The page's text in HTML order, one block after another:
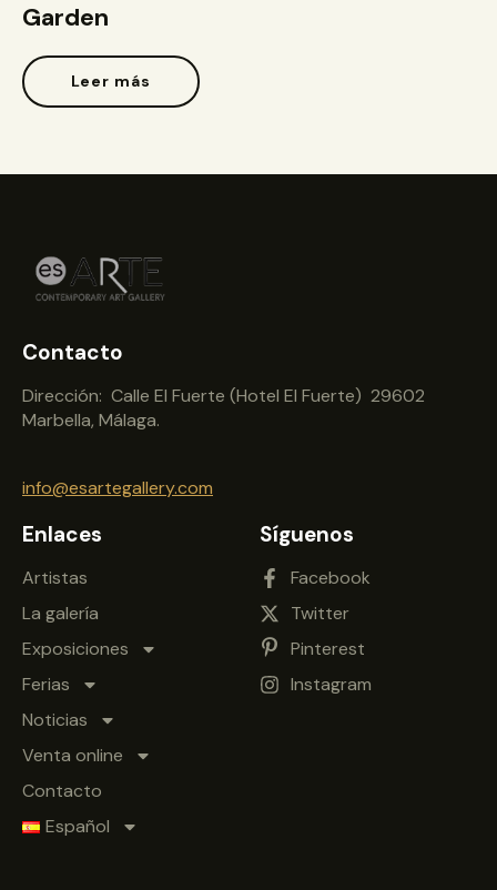
Garden
Leer más
Contacto
Dirección: Calle El Fuerte (Hotel El Fuerte) 29602
Marbella, Málaga.
info@esartegallery.com
Enlaces
Artistas
La galería
Exposiciones
Ferias
Noticias
Venta online
Contacto
Español
Síguenos
Facebook
Twitter
Pinterest
Instagram